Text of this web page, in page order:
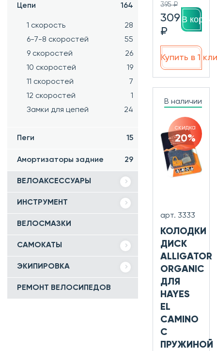
Цепи 164
1 скорость
28
6-7-8 скоростей
55
9 скоростей
26
10 скоростей
19
11 скоростей
7
12 скоростей
1
Замки для цепей
24
Пеги 15
Амортизаторы задние 29
ВЕЛОАКСЕССУАРЫ
ИНСТРУМЕНТ
ВЕЛОСМАЗКИ
САМОКАТЫ
ЭКИПИРОВКА
РЕМОНТ ВЕЛОСИПЕДОВ
395 ₽
309
₽
В
Купить в 1
В наличии
скидка
20%
арт. 3333
КОЛОДКИ
ДИСК
ALLIGATOR
ORGANIC
ДЛЯ
HAYES
EL
CAMINO
С
ПРУЖИНОЙ